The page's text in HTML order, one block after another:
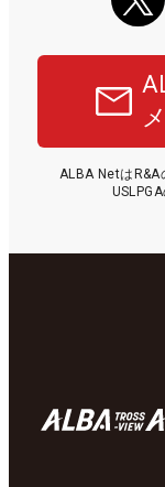
ALBA Netは